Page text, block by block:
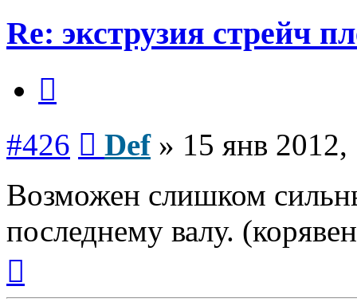
Re: экструзия стрейч
#426 Def» 15 янв
Возможен слишком
последнему валу.
началу